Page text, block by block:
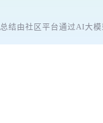
总结由社区平台通过AI大